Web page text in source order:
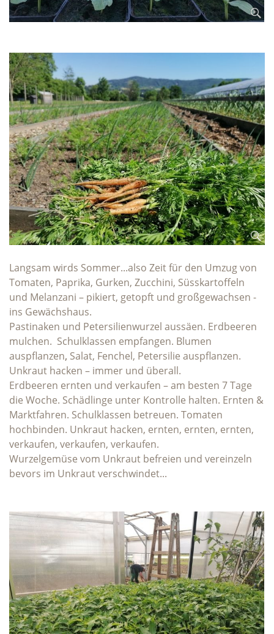
Langsam wirds Sommer...also Zeit für den Umzug von
Tomaten, Paprika, Gurken, Zucchini, Süsskartoffeln
und Melanzani – pikiert, getopft und großgewachsen -
ins Gewächshaus.
Pastinaken und Petersilienwurzel aussäen. Erdbeeren
mulchen. Schulklassen empfangen. Blumen
auspflanzen, Salat, Fenchel, Petersilie auspflanzen.
Unkraut hacken – immer und überall.
Erdbeeren ernten und verkaufen – am besten 7 Tage
die Woche. Schädlinge unter Kontrolle halten. Ernten &
Marktfahren. Schulklassen betreuen. Tomaten
hochbinden. Unkraut hacken, ernten, ernten, ernten,
verkaufen, verkaufen, verkaufen.
Wurzelgemüse vom Unkraut befreien und vereinzeln
bevors im Unkraut verschwindet...